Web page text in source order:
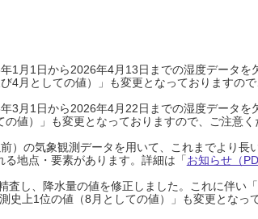
1月1日から2026年4月13日までの湿度データを
月としての値）」も変更となっておりますので
3月1日から2026年4月22日までの湿度データを
値）」も変更となっておりますので、ご注意
）の気象観測データを用いて、これまでより長
地点・要素があります。詳細は「お知らせ（
し、降水量の値を修正しました。これに伴い
史上1位の値（8月としての値）」も変更となっ